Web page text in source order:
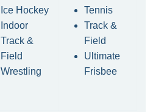
Ice Hockey
Indoor
Track &
Field
Wrestling
Tennis
Track &
Field
Ultimate
Frisbee